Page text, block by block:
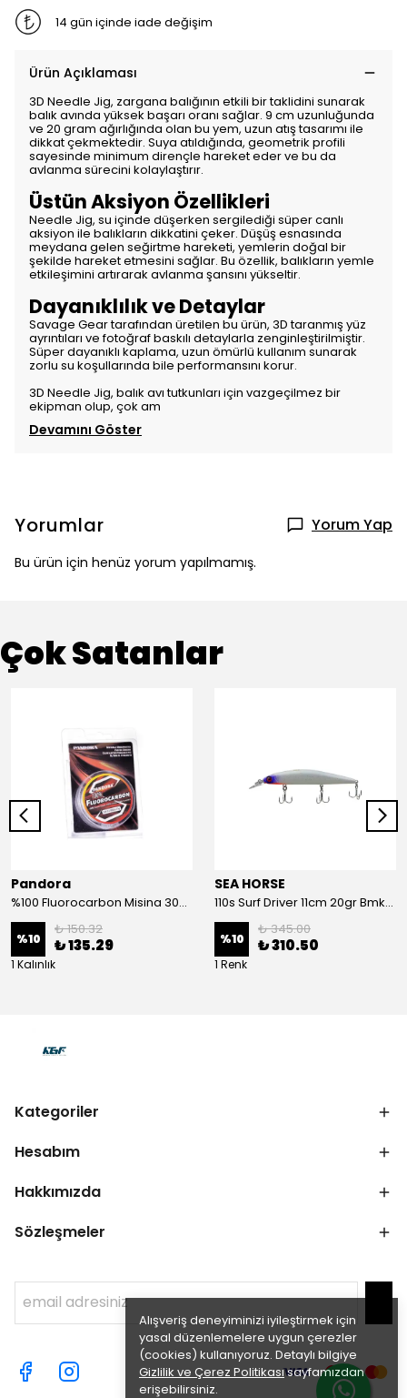
Alışveriş deneyiminizi iyileştirmek için
yasal düzenlemelere uygun çerezler
(cookies) kullanıyoruz. Detaylı bilgiye
Gizlilik ve Çerez Politikasısayfamızdan
erişebilirsiniz.
14 gün içinde iade değişim
Ürün Açıklaması
3D Needle Jig, zargana balığının etkili bir taklidini sunarak
balık avında yüksek başarı oranı sağlar. 9 cm uzunluğunda
ve 20 gram ağırlığında olan bu yem, uzun atış tasarımı ile
dikkat çekmektedir. Suya atıldığında, geometrik profili
sayesinde minimum dirençle hareket eder ve bu da
avlanma sürecini kolaylaştırır.
Üstün Aksiyon Özellikleri
Needle Jig, su içinde düşerken sergilediği süper canlı
aksiyon ile balıkların dikkatini çeker. Düşüş esnasında
meydana gelen seğirtme hareketi, yemlerin doğal bir
şekilde hareket etmesini sağlar. Bu özellik, balıkların yemle
etkileşimini artırarak avlanma şansını yükseltir.
Dayanıklılık ve Detaylar
Savage Gear tarafından üretilen bu ürün, 3D taranmış yüz
ayrıntıları ve fotoğraf baskılı detaylarla zenginleştirilmiştir.
Süper dayanıklı kaplama, uzun ömürlü kullanım sunarak
zorlu su koşullarında bile performansını korur.
3D Needle Jig, balık avı tutkunları için vazgeçilmez bir
ekipman olup, çok am
Devamını Göster
Yorumlar Yorum Yap
Bu ürün için henüz yorum yapılmamış.
Çok Satanlar
Pandora
%100 Fluorocarbon Misina 30mt 0,41mm
%10
₺ 150.32
₺ 135.29
1 Kalınlık
SEA HORSE
110s Surf Driver 11cm 20gr Bmk-05#
%10
₺ 345.00
₺ 310.50
1 Renk
Kategoriler
Hesabım
Hakkımızda
Sözleşmeler